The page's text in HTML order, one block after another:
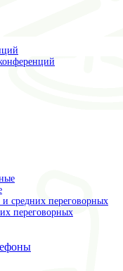
средних переговорных
переговорных